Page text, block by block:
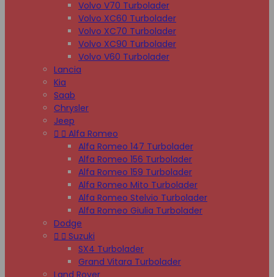
Volvo V70 Turbolader
Volvo XC60 Turbolader
Volvo XC70 Turbolader
Volvo XC90 Turbolader
Volvo V60 Turbolader
Lancia
Kia
Saab
Chrysler
Jeep
  Alfa Romeo
Alfa Romeo 147 Turbolader
Alfa Romeo 156 Turbolader
Alfa Romeo 159 Turbolader
Alfa Romeo Mito Turbolader
Alfa Romeo Stelvio Turbolader
Alfa Romeo Giulia Turbolader
Dodge
  Suzuki
SX4 Turbolader
Grand Vitara Turbolader
Land Rover